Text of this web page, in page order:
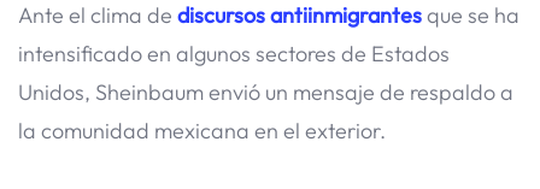
Ante el clima de discursos antiinmigrantesque se ha
intensificado en algunos sectores de Estados
Unidos, Sheinbaum envió un mensaje de respaldo a
la comunidad mexicana en el exterior.